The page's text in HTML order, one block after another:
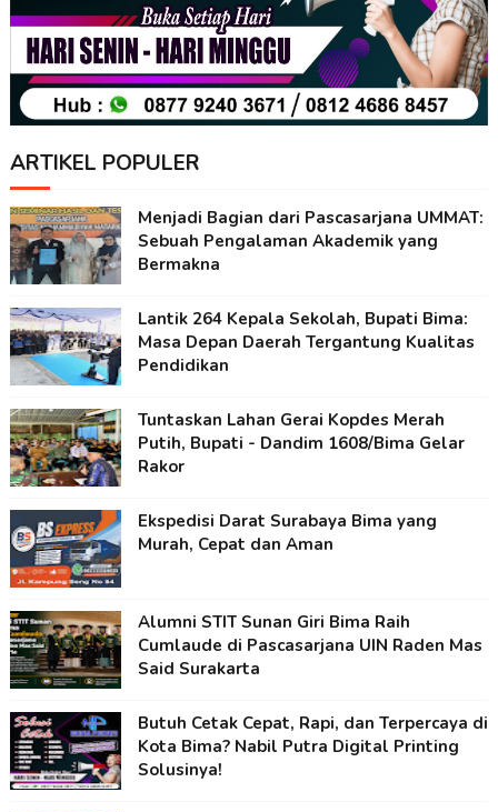
ARTIKEL POPULER
Menjadi Bagian dari Pascasarjana UMMAT:
Sebuah Pengalaman Akademik yang
Bermakna
Lantik 264 Kepala Sekolah, Bupati Bima:
Masa Depan Daerah Tergantung Kualitas
Pendidikan
Tuntaskan Lahan Gerai Kopdes Merah
Putih, Bupati - Dandim 1608/Bima Gelar
Rakor
Ekspedisi Darat Surabaya Bima yang
Murah, Cepat dan Aman
Alumni STIT Sunan Giri Bima Raih
Cumlaude di Pascasarjana UIN Raden Mas
Said Surakarta
Butuh Cetak Cepat, Rapi, dan Terpercaya di
Kota Bima? Nabil Putra Digital Printing
Solusinya!